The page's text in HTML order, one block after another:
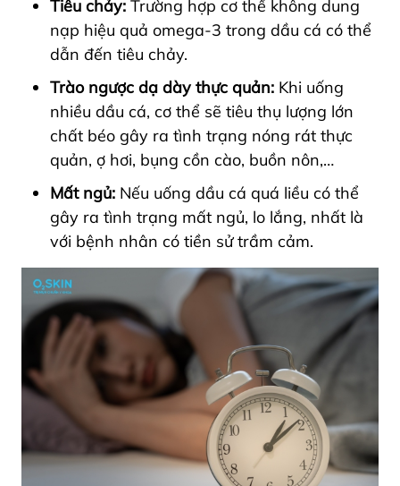
Tiêu chảy: Trường hợp cơ thể không dung
nạp hiệu quả omega-3 trong dầu cá có thể
dẫn đến tiêu chảy.
Trào ngược dạ dày thực quản: Khi uống
nhiều dầu cá, cơ thể sẽ tiêu thụ lượng lớn
chất béo gây ra tình trạng nóng rát thực
quản, ợ hơi, bụng cồn cào, buồn nôn,…
Mất ngủ: Nếu uống dầu cá quá liều có thể
gây ra tình trạng mất ngủ, lo lắng, nhất là
với bệnh nhân có tiền sử trầm cảm.